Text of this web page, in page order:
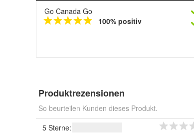
Go Canada Go
100% positiv
Produktrezensionen
So beurteilen Kunden dieses Produkt.
5 Sterne: